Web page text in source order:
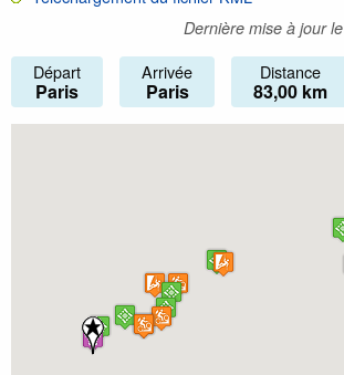
Dernière mise à jour le
Départ
Paris
Arrivée
Paris
Distance
83,00 km